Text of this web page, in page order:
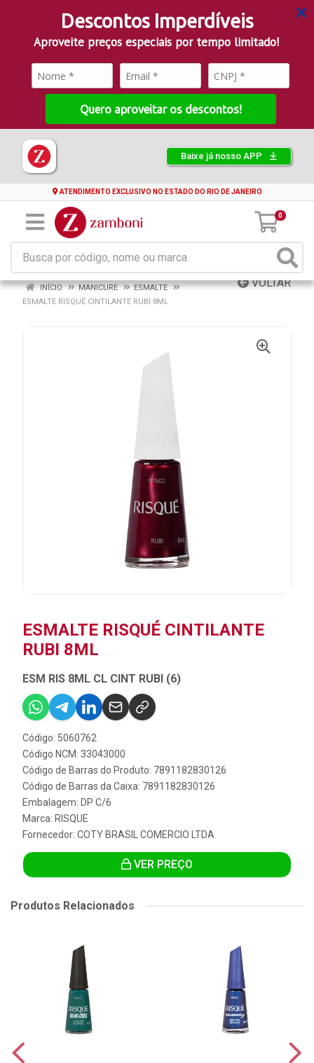
Descontos Imperdíveis
Aproveite preços especiais por tempo limitado!
Quero aproveitar os descontos!
Baixe já nosso APP
ATENDIMENTO EXCLUSIVO NO ESTADO DO RIO DE JANEIRO
0
VOLTAR
INÍCIO MANICURE
ESMALTE
ESMALTE RISQUÉ CINTILANTE RUBI 8ML
ESMALTE RISQUÉ CINTILANTE
RUBI 8ML
ESM RIS 8ML CL CINT RUBI (6)
Código: 5060762
Código NCM: 33043000
Código de Barras do Produto: 7891182830126
Código de Barras da Caixa: 7891182830126
Embalagem: DP C/6
Marca: RISQUE
Fornecedor: COTY BRASIL COMERCIO LTDA
VER PREÇO
Produtos Relacionados